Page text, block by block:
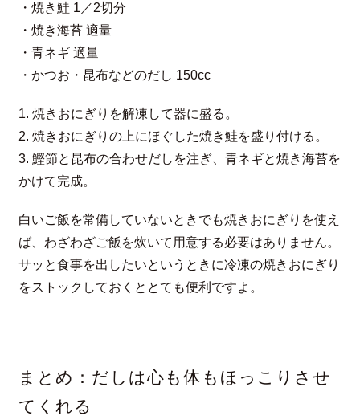
・焼き鮭 1／2切分
・焼き海苔 適量
・青ネギ 適量
・かつお・昆布などのだし 150cc
1. 焼きおにぎりを解凍して器に盛る。
2. 焼きおにぎりの上にほぐした焼き鮭を盛り付ける。
3. 鰹節と昆布の合わせだしを注ぎ、青ネギと焼き海苔を
かけて完成。
白いご飯を常備していないときでも焼きおにぎりを使え
ば、わざわざご飯を炊いて用意する必要はありません。
サッと食事を出したいというときに冷凍の焼きおにぎり
をストックしておくととても便利ですよ。
まとめ：だしは心も体もほっこりさせ
てくれる